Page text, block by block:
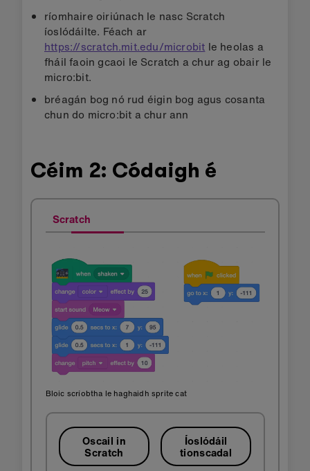
ríomhaire oiriúnach le nasc Scratch
íoslódáilte. Féach ar
https://scratch.mit.edu/microbit le heolas a
fháil faoin gcaoi le Scratch a chur ag obair le
micro:bit.
bréagán bog nó rud éigin bog agus cosanta
chun do micro:bit a chur ann
Céim 2: Códaigh é
Scratch
Bloic scríobtha le haghaidh sprite cat
Oscail in
Scratch
Íoslódáil
tionscadal